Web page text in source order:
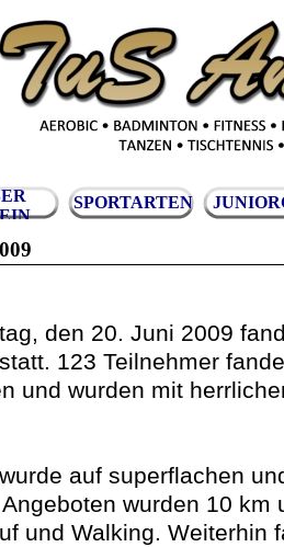
SPORTARTEN
den 20. Juni 2009
123 Teilnehmer
und wurden mit
auf superflachen
wurden 10 km
und Walking. Weiterhin